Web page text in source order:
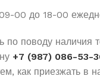
00 до 18-00
по поводу наличия
+7 (987) 086-53-
как приезжать в